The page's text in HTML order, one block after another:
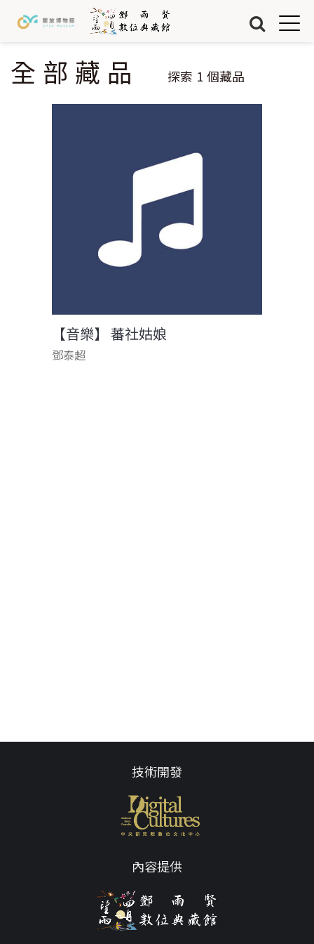
關於我們
Jump to Navigation
Jump to Main content
您在這裡
全部藏品 探索 1 個藏品
【音樂】 蕃社姑娘
鄧泰超
技術開發
內容提供